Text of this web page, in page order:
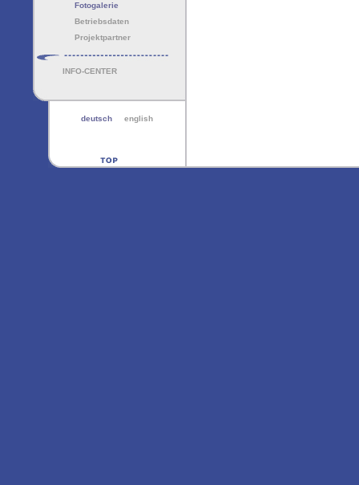
Fotogalerie
Betriebsdaten
Projektpartner
INFO-CENTER
deutsch english